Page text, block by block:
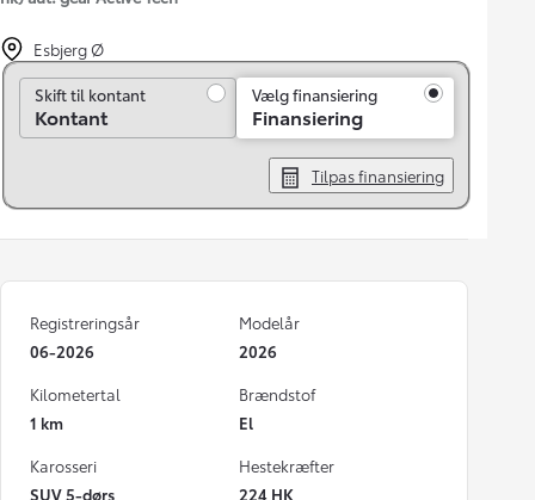
Esbjerg Ø
Skift til kontant
Skift til kontant
Kontant
Vælg finansiering
Finansiering
Tilpas finansiering
Registreringsår
06-2026
Modelår
2026
Kilometertal
1 km
Brændstof
El
Karosseri
SUV 5-dørs
Hestekræfter
224 HK